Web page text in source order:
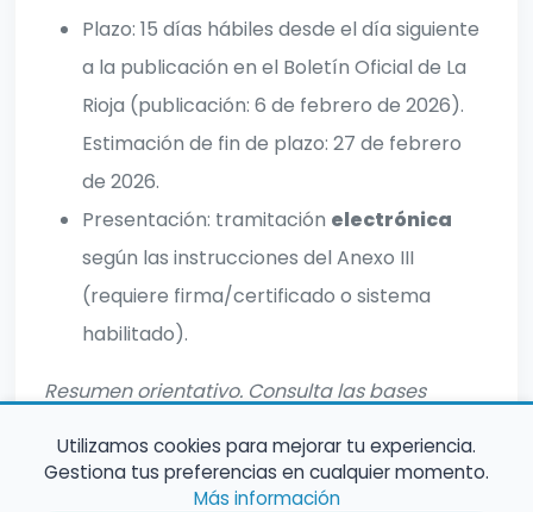
Plazo: 15 días hábiles desde el día siguiente
a la publicación en el Boletín Oficial de La
Rioja (publicación: 6 de febrero de 2026).
Estimación de fin de plazo: 27 de febrero
de 2026.
Presentación: tramitación electrónica
según las instrucciones del Anexo III
(requiere firma/certificado o sistema
habilitado).
Resumen orientativo. Consulta las bases
Utilizamos cookies para mejorar tu experiencia.
Gestiona tus preferencias en cualquier momento.
Más información